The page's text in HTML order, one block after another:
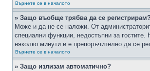
Върнете се в началото
» Защо въобще трябва да се регистрирам?
Може и да не се наложи. От
специални функции, недостъпни за
няколко минути и е препоръчително да се
Върнете се в началото
» Защо излизам автоматично?